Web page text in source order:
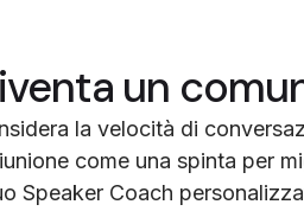
un
la velocità di
come una spinta per
Speaker Coach